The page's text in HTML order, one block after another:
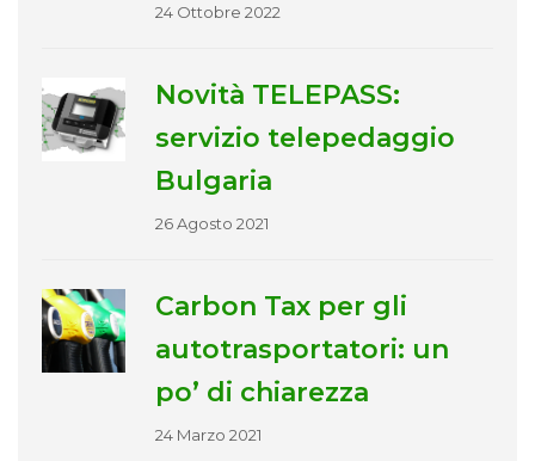
24 Ottobre 2022
Novità TELEPASS:
servizio telepedaggio
Bulgaria
26 Agosto 2021
Carbon Tax per gli
autotrasportatori: un
po’ di chiarezza
24 Marzo 2021